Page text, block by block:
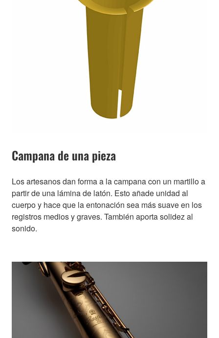
Campana de una pieza
Los artesanos dan forma a la campana con un martillo a
partir de una lámina de latón. Esto añade unidad al
cuerpo y hace que la entonación sea más suave en los
registros medios y graves. También aporta solidez al
sonido.